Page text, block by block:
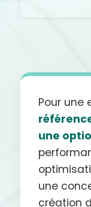
Pour une
une
une
création